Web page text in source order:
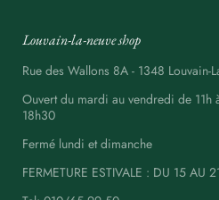
Louvain-la-neuve shop
Rue des Wallons 8A - 1348 Louvain-
Ouvert du mardi au vendredi de
18h30
Fermé lundi et dimanche
FERMETURE ESTIVALE : DU 15 AU